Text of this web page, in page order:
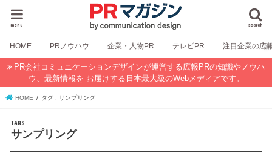
search
menu
HOME PRノウハウ 企業・人物PR テレビPR 注目企業の広
PR会社コミュニケーションデザインが運営する広報PRの知識やノウハ
ウ、最新情報を お届けする日本最大級のWebメディアです。
HOME タグ : サンプリング
サンプリング